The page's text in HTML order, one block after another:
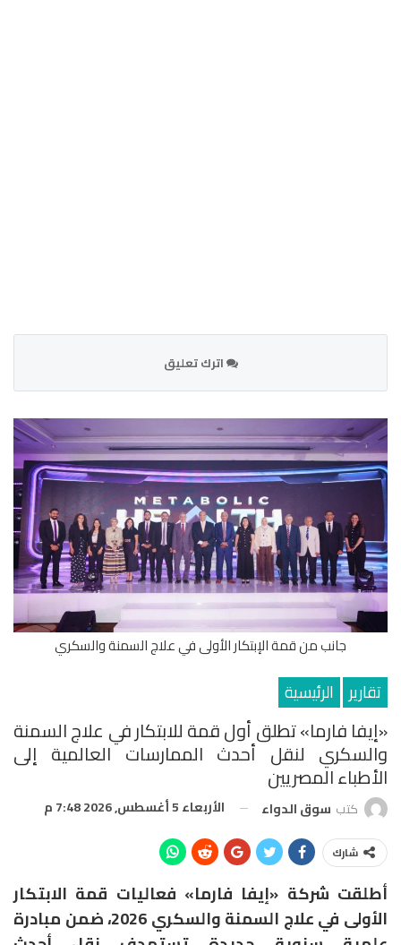
اترك تعليق
جانب من قمة الإبتكار الأولى في علاج السمنة والسكري
تقارير الرئيسية
«إيفا فارما» تطلق أول قمة للابتكار في علاج السمنة
والسكري لنقل أحدث الممارسات العالمية إلى
الأطباء المصريين
كتب سوق الدواء الأربعاء 5 أغسطس, 2026 7:48 م
شارك
أطلقت شركة «إيفا فارما» فعاليات قمة الابتكار
الأولى في علاج السمنة والسكري 2026، ضمن مبادرة